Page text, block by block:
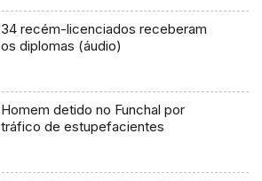
34 recém-licenciados receberam
os diplomas (áudio)
Homem detido no Funchal por
tráfico de estupefacientes